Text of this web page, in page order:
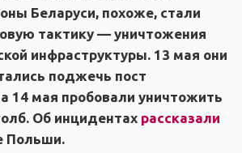
Беларуси, похоже, стали
тактику — уничтожения
инфраструктуры. 13 мая они
поджечь пост
14 мая пробовали уничтожить
Об инцидентах рассказали
Польши.